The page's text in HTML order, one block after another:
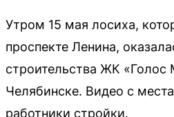
Утром 15 мая лосиха,
проспекте Ленина,
строительства ЖК «Голос
Челябинске. Видео с
работники стройки.